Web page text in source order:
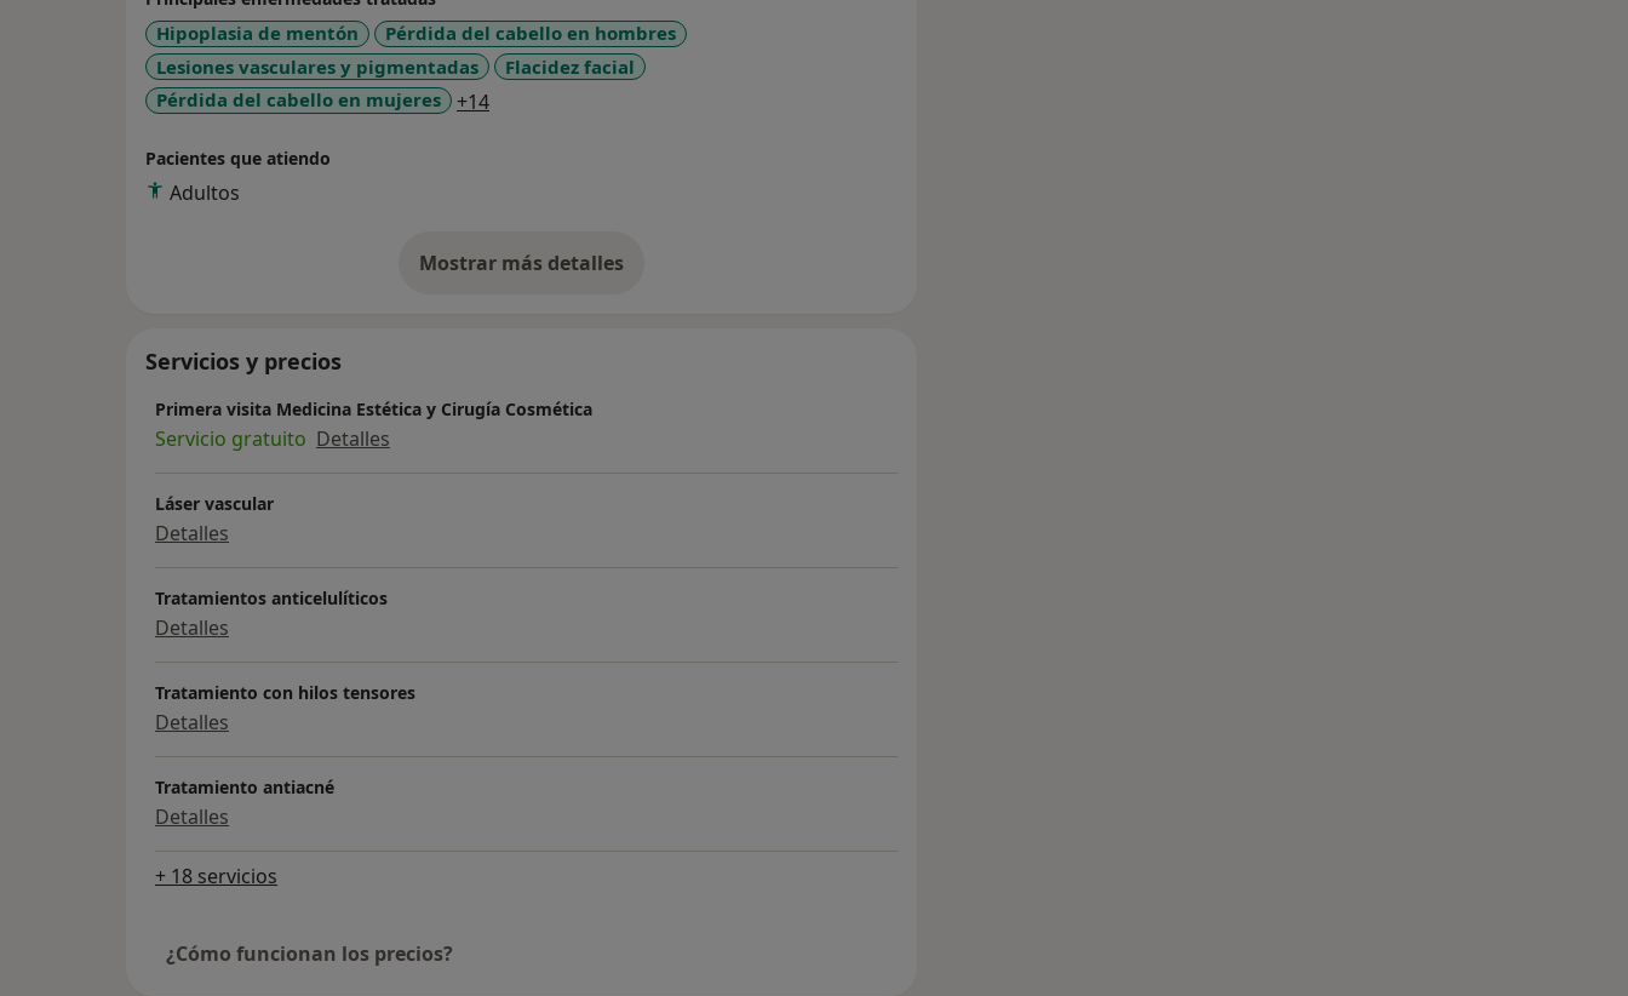
Hipoplasia de mentón
Pérdida del cabello en hombres
Lesiones vasculares y pigmentadas
Flacidez facial
Pérdida del cabello en mujeres
+14a11y_sr_more_diseases
Pacientes que atiendo
Adultos
Mostrar más detalles
sobre la experiencia
Servicios y precios
Primera visita Medicina Estética y Cirugía Cosmética
Servicio gratuito Detalles
Láser vascular
Detalles
Tratamientos anticelulíticos
Detalles
Tratamiento con hilos tensores
Detalles
Tratamiento antiacné
Detalles
+ 18 servicios
¿Cómo funcionan los precios?